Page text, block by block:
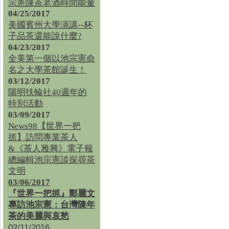
宗憲陳茶老酒時間能量
04/25/2017
美國賓州大學演講--杯
子品茶還能說什麼?
04/23/2017
全美第一個以池宗憲命
名之大學茶館誕生！
03/12/2017
陽明扶輪社40週年的
特別活動
03/09/2017
News98【世界一把
抓】訪問專業茶人
&《茶人雅興》電子報
總編輯池宗憲談探尋茶
文明
03/06/2017
『世界一把抓』鄭麗文
專訪池宗憲：台灣陳年
茶的美麗與哀愁